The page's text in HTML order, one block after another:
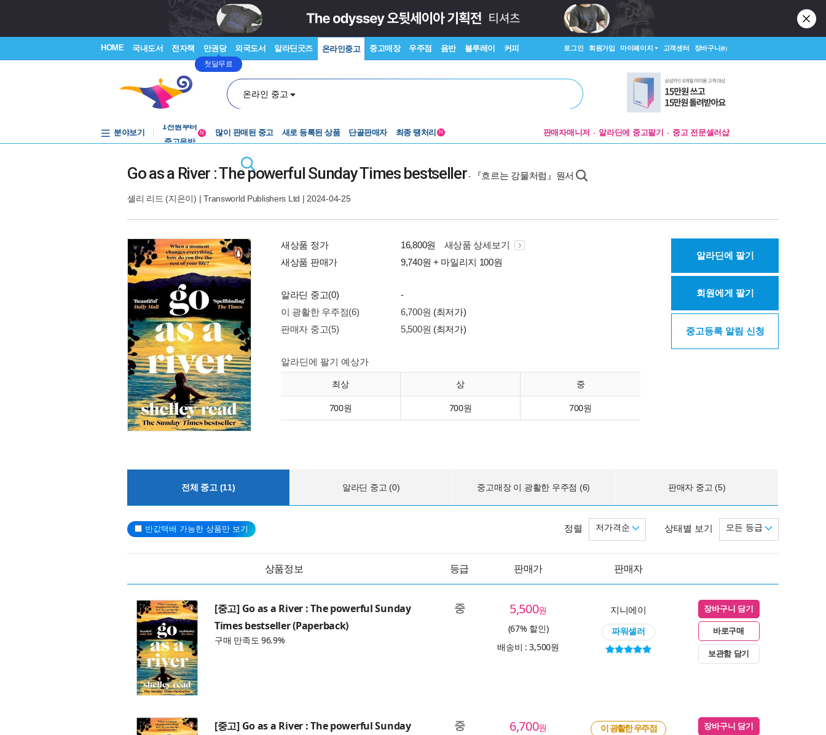
HOME 국내도서 전자책 만권당
첫달무료
외국도서 알라딘굿즈 온라인중고 중고매장 우주점 음반 블루레이 커피 로그인 회원가입 마이페이지 고객센터 장바구니(0)
온라인 중고
분야보기
중고음반
N 많이 판매된 중고 새로 등록된 상품 단골판매자 최종 땡처리 N 판매자매니저 알라딘에 중고팔기 중고 전문셀러샵
Go as a River : The powerful Sunday Times bestseller- 『흐르는 강물처럼』원서
셸리 리드 (지은이) |Transworld Publishers Ltd | 2024-04-25
새상품 정가 16,800원
새상품 상세보기
새상품 판매가
9,740원 + 마일리지 100원
알라딘 중고(0)
-
이 광활한 우주점(6)
6,700원 (최저가)
판매자 중고(5)
5,500원 (최저가)
알라딘에 팔기 예상가
최상 상 중
700원 700원 700원
알라딘에 팔기
회원에게 팔기
중고등록 알림 신청
전체 중고 (11) 알라딘 중고 (0) 중고매장 이 광활한 우주점 (6) 판매자 중고 (5)
반값택배 가능한 상품만 보기 상태별 보기 모든 등급
정렬 저가격순
상품정보 등급 판매가 판매자
[중고] Go as a River : The powerful Sunday
Times bestseller (Paperback)
구매 만족도 96.9%
중 5,500원
(67% 할인)
배송비 : 3,500원
지니에이
파워셀러
장바구니 담기
바로구매
보관함 담기
[중고] Go as a River : The powerful Sunday 중 6,700원
이 광활한 우주점 장바구니 담기